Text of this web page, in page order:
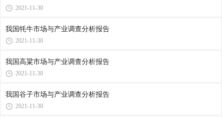
2021-11-30
我国牦牛市场与产业调查分析报告
2021-11-30
我国高粱市场与产业调查分析报告
2021-11-30
我国谷子市场与产业调查分析报告
2021-11-30